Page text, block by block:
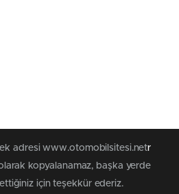
adresi www.otomobilsitesi.netr
kopyalanamaz, başka yerde
için teşekkür ederiz.